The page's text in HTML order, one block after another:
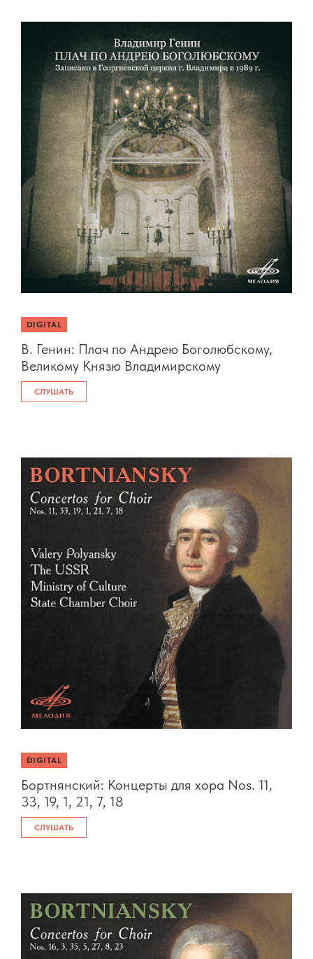
DIGITAL
В. Генин: Плач по Андрею Боголюбскому,
Великому Князю Владимирскому
СЛУШАТЬ
DIGITAL
Бортнянский: Концерты для хора Nos. 11,
33, 19, 1, 21, 7, 18
СЛУШАТЬ